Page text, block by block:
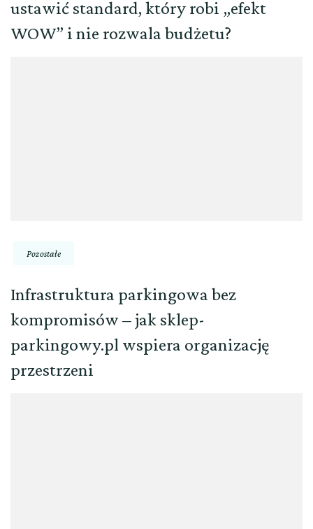
ustawić standard, który robi „efekt
WOW” i nie rozwala budżetu?
Pozostałe
Infrastruktura parkingowa bez
kompromisów – jak sklep-
parkingowy.pl wspiera organizację
przestrzeni